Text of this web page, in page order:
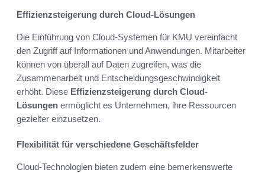
Effizienzsteigerung durch Cloud-Lösungen
Die Einführung von Cloud-Systemen für KMU vereinfacht
den Zugriff auf Informationen und Anwendungen. Mitarbeiter
können von überall auf Daten zugreifen, was die
Zusammenarbeit und Entscheidungsgeschwindigkeit
erhöht. Diese Effizienzsteigerung durch Cloud-
Lösungen ermöglicht es Unternehmen, ihre Ressourcen
gezielter einzusetzen.
Flexibilität für verschiedene Geschäftsfelder
Cloud-Technologien bieten zudem eine bemerkenswerte